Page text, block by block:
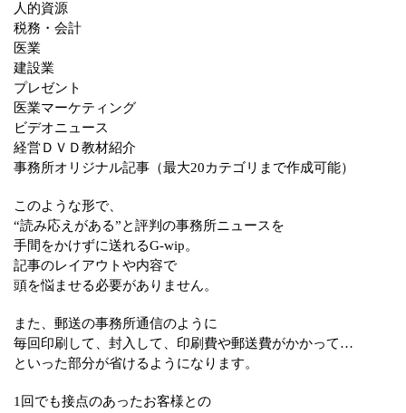
人的資源
税務・会計
医業
建設業
プレゼント
医業マーケティング
ビデオニュース
経営ＤＶＤ教材紹介
事務所オリジナル記事（最大20カテゴリまで作成可能）
このような形で、
“読み応えがある”と評判の事務所ニュースを
手間をかけずに送れるG-wip。
記事のレイアウトや内容で
頭を悩ませる必要がありません。
また、郵送の事務所通信のように
毎回印刷して、封入して、印刷費や郵送費がかかって…
といった部分が省けるようになります。
1回でも接点のあったお客様との